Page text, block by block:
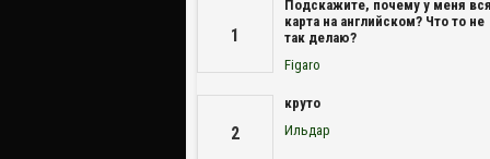
1
Подскажите, почему у меня
карта на английском? Что то не
так делаю?
Figaro
2
круто
Ильдар